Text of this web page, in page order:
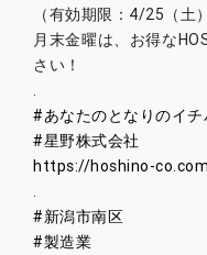
（有効期限：4/25（土
月末金曜は、お得な
さい！
#あなたのとなりのイチ
#星野株式会社
https://hoshino-
#新潟市南区
#製造業